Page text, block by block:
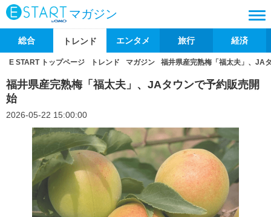
マガジン
総合 トレンド エンタメ 旅行 経済
E START トップページ トレンド マガジン 福井県産完熟梅「福太夫」、JA
福井県産完熟梅「福太夫」、JAタウンで予約販売開
始
2026-05-22 15:00:00